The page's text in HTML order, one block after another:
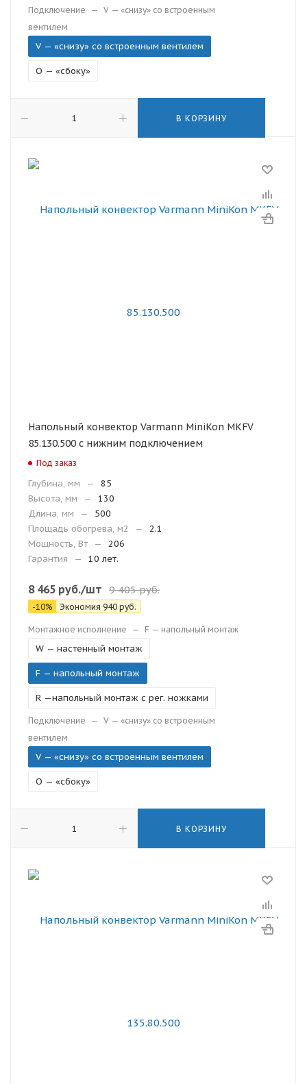
Подключение — V — «снизу» со встроенным
вентилем
V — «снизу» со встроенным вентилем
O — «сбоку»
В КОРЗИНУ
Напольный конвектор Varmann MiniKon MKFV
85.130.500 с нижним подключением
Под заказ
Глубина, мм —
85
Высота, мм
—
130
Длина, мм
—
500
Площадь обогрева, м2
—
2.1
Мощность, Вт
—
206
Гарантия
— 10 лет.
8 465 руб./шт 9 405руб.
-10% Экономия 940 руб.
Монтажное исполнение — F — напольный монтаж
W — настенный монтаж
F — напольный монтаж
R —напольный монтаж с рег. ножками
Подключение — V — «снизу» со встроенным
вентилем
V — «снизу» со встроенным вентилем
O — «сбоку»
В КОРЗИНУ